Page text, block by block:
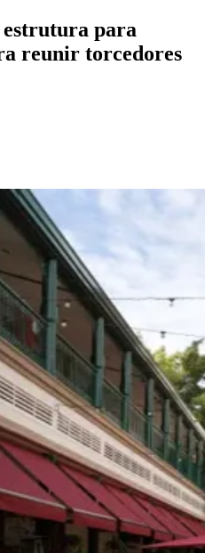
Alphaville
SilvestreJardim SilveiraJardim
Aldeinha OsascoParque dos
Santa Luzia
de
Vila BarrosVila Boa Vista
Márcia
Vila Nossa Sra. da
Jandira ItapeviCotiaPirapora
Caieiras Franco da
estrutura para
reunir torcedores